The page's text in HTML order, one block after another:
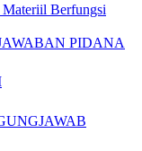
Berfungsi
PIDANA